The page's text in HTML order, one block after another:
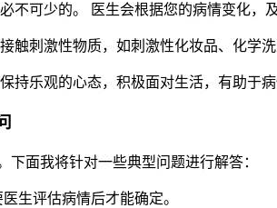
不可少的。 医生会根据您的病情变化，
触刺激性物质，如刺激性化妆品、化学洗
持乐观的心态，积极面对生活，有助于病
面我将针对一些典型问题进行解答：
生评估病情后才能确定。